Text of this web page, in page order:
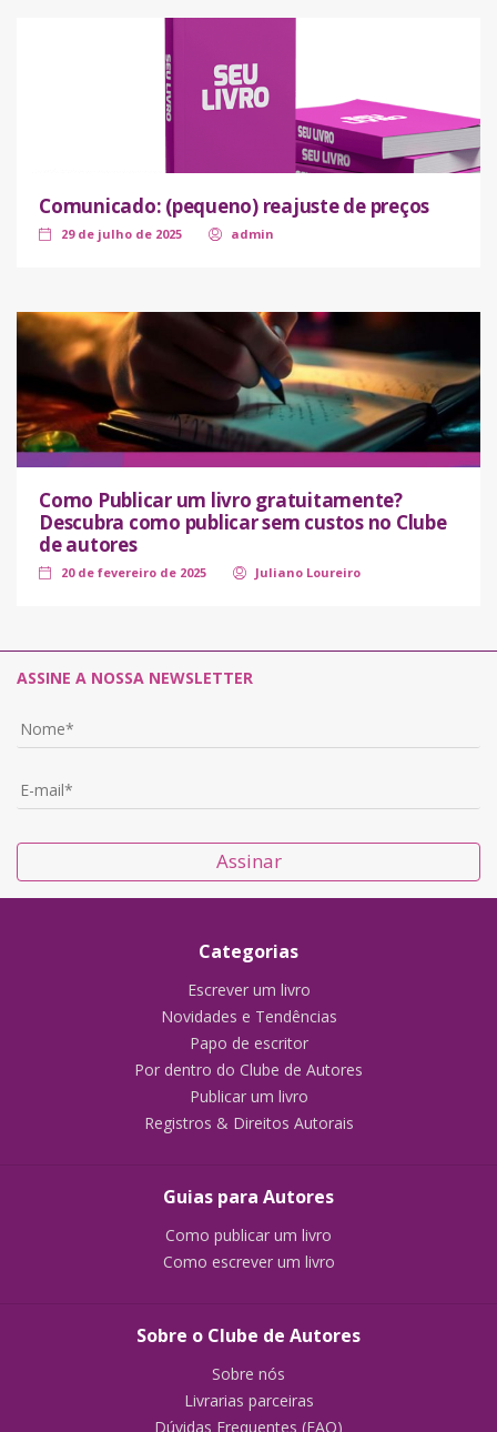
Comunicado: (pequeno) reajuste de preços
29 de julho de 2025 admin
Como Publicar um livro gratuitamente?
Descubra como publicar sem custos no Clube
de autores
20 de fevereiro de 2025 Juliano Loureiro
ASSINE A NOSSA NEWSLETTER
Assinar
Categorias
Escrever um livro
Novidades e Tendências
Papo de escritor
Por dentro do Clube de Autores
Publicar um livro
Registros & Direitos Autorais
Guias para Autores
Como publicar um livro
Como escrever um livro
Sobre o Clube de Autores
Sobre nós
Livrarias parceiras
Dúvidas Frequentes (FAQ)